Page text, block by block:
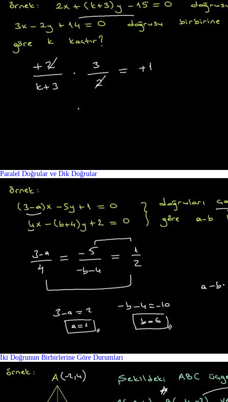
Paralel Doğrular ve Dik Doğrular
İki Doğrunun Birbirlerine Göre Durumları